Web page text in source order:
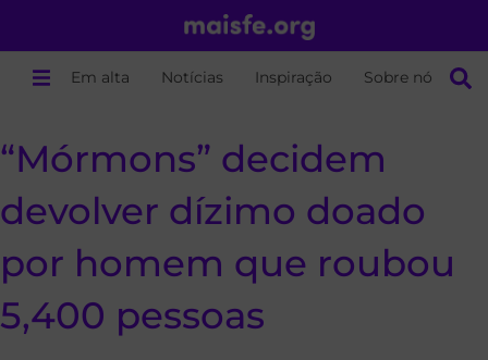
Em alta Notícias Inspiração Sobre nós
“Mórmons” decidem
devolver dízimo doado
por homem que roubou
5,400 pessoas